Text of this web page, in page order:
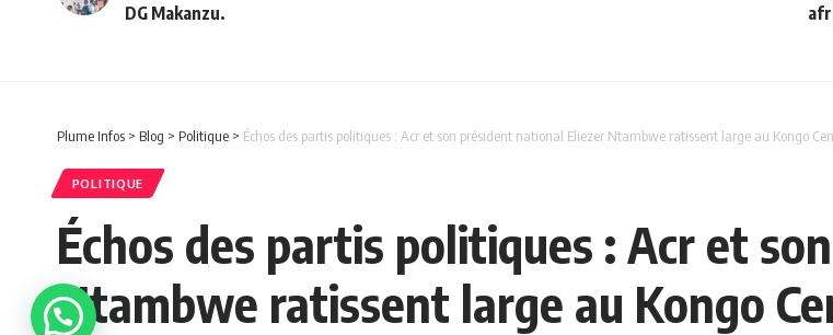
DG Makanzu.
Plume Infos > Blog > Politique > Échos des partis politiques : Acr et son président national Eliezer Ntambwe ratissent large au Kongo
POLITIQUE
Échos des partis politiques : Acr et
Ntambwe ratissent large au Kongo